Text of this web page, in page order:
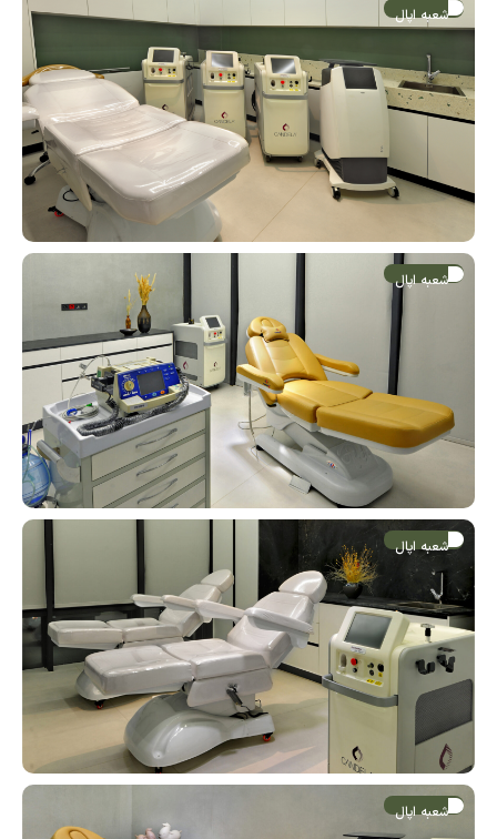
شعبه اپال
شعبه اپال
شعبه اپال
شعبه اپال